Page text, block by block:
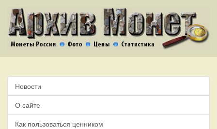
Новости
О сайте
Как пользоваться ценником